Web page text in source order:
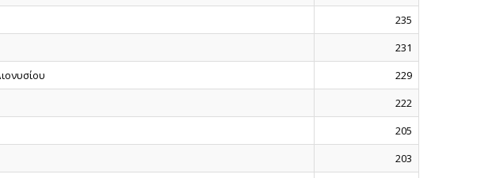
235
231
229
222
205
203